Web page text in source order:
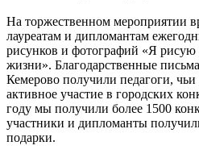
На торжественном мероприятии
лауреатам и дипломантам
рисунков и фотографий «Я
жизни». Благодарственные
Кемерово получили педагоги,
активное участие в городских
году мы получили более 1500
участники и дипломанты
подарки.